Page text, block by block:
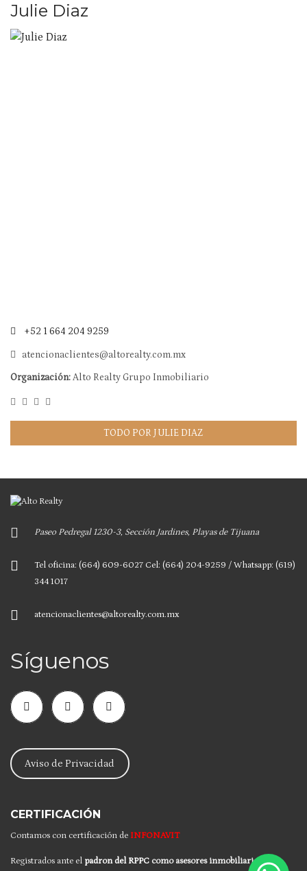
Julie Diaz
+52 1 664 204 9259
atencionaclientes@altorealty.com.mx
Organización:Alto Realty Grupo Inmobiliario
TODO POR JULIE DIAZ
Paseo Pedregal 1230-3, Sección Jardines, Playas de Tijuana
Tel oficina: (664) 609-6027 Cel: (664) 204-9259 / Whatsapp: (619)
344 1017
atencionaclientes@altorealty.com.mx
Síguenos
Aviso de Privacidad
CERTIFICACIÓN
Contamos con certificación de INFONAVIT
Registrados ante el padron del RPPC como asesores inmobiliarios.